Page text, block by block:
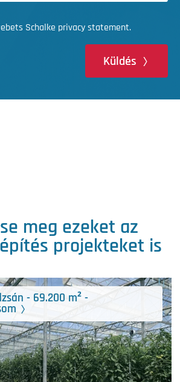
Schalke privacy statement.
Küldés
meg ezeket az
projekteket is
- 69.200 m² -